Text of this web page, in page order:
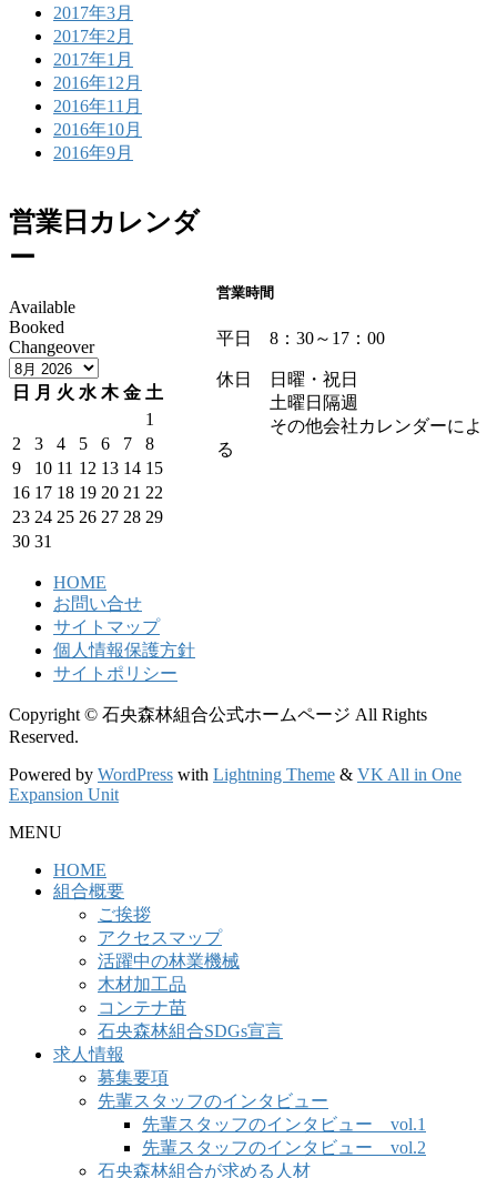
2017年3月
2017年2月
2017年1月
2016年12月
2016年11月
2016年10月
2016年9月
営業日カレンダ
ー
Available
Booked
Changeover
日 月 火 水 木 金 土
1
2
3 4 5 6 7
8
9
10 11 12 13 14 15
16 17 18 19 20 21 22
23 24 25 26 27 28 29
30 31
営業時間
平日 8：30～17：00
休日 日曜・祝日
土曜日隔週
その他会社カレンダーによ
る
HOME
お問い合せ
サイトマップ
個人情報保護方針
サイトポリシー
Copyright © 石央森林組合公式ホームページ All Rights
Reserved.
Powered by WordPress with Lightning Theme & VK All in One
Expansion Unit
MENU
HOME
組合概要
ご挨拶
アクセスマップ
活躍中の林業機械
木材加工品
コンテナ苗
石央森林組合SDGs宣言
求人情報
募集要項
先輩スタッフのインタビュー
先輩スタッフのインタビュー vol.1
先輩スタッフのインタビュー vol.2
石央森林組合が求める人材